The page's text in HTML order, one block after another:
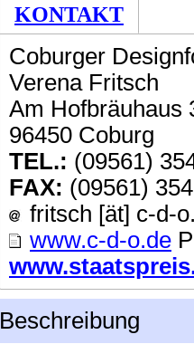
KONTAKT
Coburger
Verena Fritsch
Am Hofbräuhaus
96450 Coburg
TEL.: (09561)
FAX: (09561)
fritsch [ät] c-d-
www.c-d-o.de
Beschreibung